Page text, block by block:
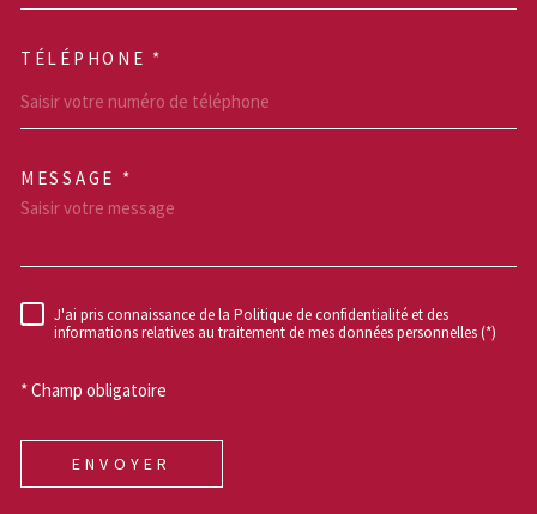
TÉLÉPHONE *
MESSAGE *
RÈGLEMENTATION
J'ai pris connaissance de la Politique de confidentialité et des
informations relatives au traitement de mes données personnelles (*)
* Champ obligatoire
ENVOYER